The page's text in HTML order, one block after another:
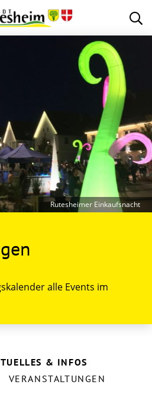
alle Events im
Rutesheimer Einkaufsnacht
& INFOS
VERANSTALTUNGEN